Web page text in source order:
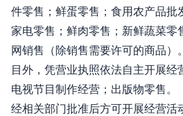
件零售；鲜蛋零售；食用农产品批
家电零售；鲜肉零售；新鲜蔬菜零
网销售（除销售需要许可的商品）
目外，凭营业执照依法自主开展经
电视节目制作经营；出版物零售。
经相关部门批准后方可开展经营活